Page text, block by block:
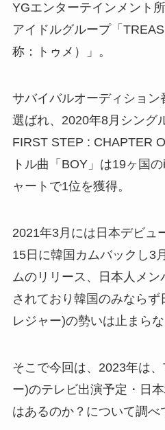
YGエンターテインメント
アイドルグループ「
称：トゥメ）」。
サバイバルオーディション
選ばれ、2020年8月シング
FIRST STEP : CHAPTER
トル曲「BOY」は19ヶ国
ャートで1位を獲得。
2021年3月には日本デビュ
15日に韓国カムバックし3
ムのリリース、日本人メ
されており韓国のみならず
レジャー)の勢いは止まらな
そこで今回は、2023年は
ー)のテレビ出演予定・日
はあるのか？について調べ